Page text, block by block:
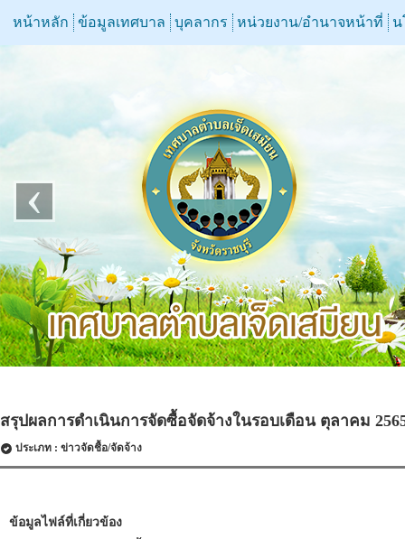
หน้าหลัก ข้อมูลเทศบาล บุคลากร หน่วยงาน/อำนาจหน้าที่ น
‹
สรุปผลการดำเนินการจัดซื้อจัดจ้างในรอบเดือน ตุลาคม
ประเภท : ข่าวจัดชื้อ/จัดจ้าง
ข้อมูลไฟล์ที่เกี่ยวข้อง